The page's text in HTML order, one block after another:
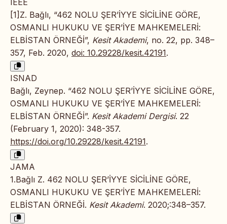
[1]Z. Bağlı, “462 NOLU ŞER’İYYE SİCİLİNE GÖRE,
OSMANLI HUKUKU VE ŞER’İYE MAHKEMELERİ:
ELBİSTAN ÖRNEĞİ”, Kesit Akademi, no. 22, pp. 348–
357, Feb. 2020, doi: 10.29228/kesit.42191.
ISNAD
Bağlı, Zeynep. “462 NOLU ŞER’İYYE SİCİLİNE GÖRE,
OSMANLI HUKUKU VE ŞER’İYE MAHKEMELERİ:
ELBİSTAN ÖRNEĞİ”. Kesit Akademi Dergisi. 22
(February 1, 2020): 348-357.
https://doi.org/10.29228/kesit.42191.
JAMA
1.Bağlı Z. 462 NOLU ŞER’İYYE SİCİLİNE GÖRE,
OSMANLI HUKUKU VE ŞER’İYE MAHKEMELERİ:
ELBİSTAN ÖRNEĞİ. Kesit Akademi. 2020;:348–357.